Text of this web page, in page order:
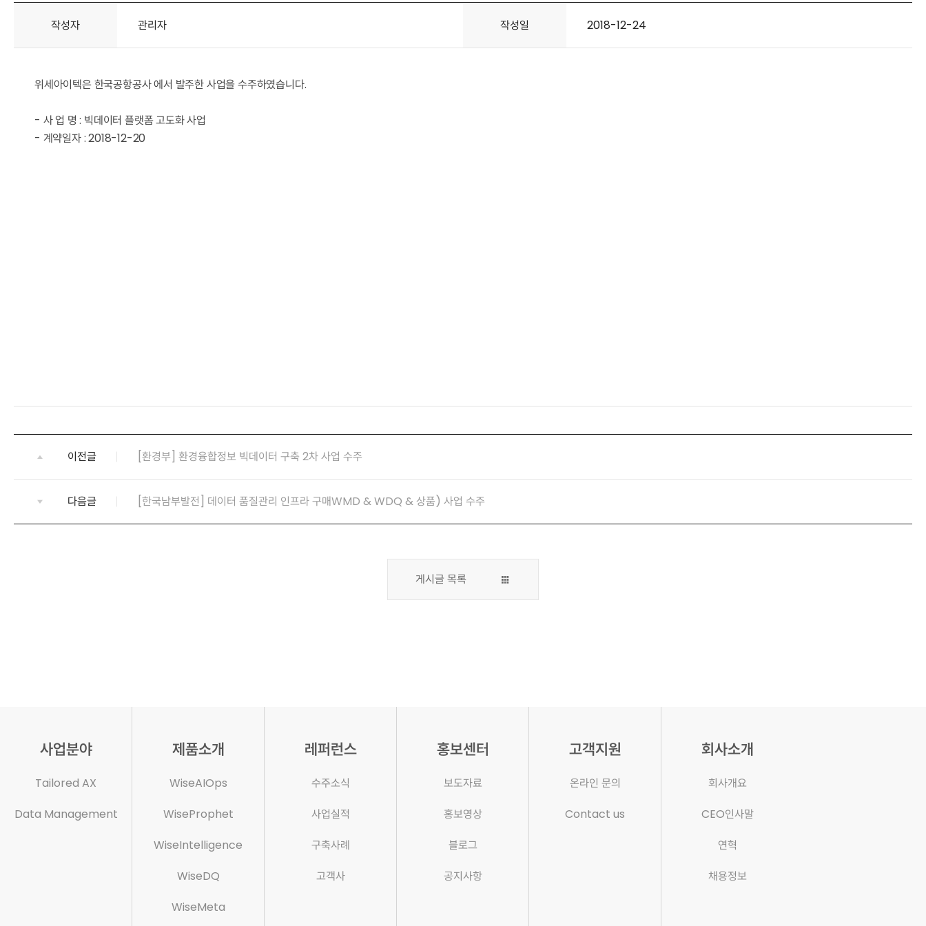
작성자 관리자 작성일 2018-12-24
위세아이텍은 한국공항공사 에서 발주한 사업을 수주하였습니다.
- 사 업 명 : 빅데이터 플랫폼 고도화 사업
- 계약일자 : 2018-12-20
이전글 [환경부] 환경융합정보 빅데이터 구축 2차 사업 수주
다음글 [한국남부발전] 데이터 품질관리 인프라 구매WMD & WDQ & 상품) 사업 수주
게시글 목록
사업분야
Tailored AX
Data Management
제품소개
WiseAIOps
WiseProphet
WiseIntelligence
WiseDQ
WiseMeta
레퍼런스
수주소식
사업실적
구축사례
고객사
홍보센터
보도자료
홍보영상
블로그
공지사항
고객지원
온라인 문의
Contact us
회사소개
회사개요
CEO인사말
연혁
채용정보